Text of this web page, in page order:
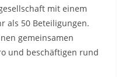
mit einem
als 50 Beteiligungen.
gemeinsamen
und beschäftigen rund